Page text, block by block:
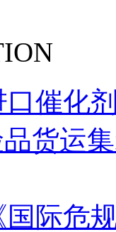
催化
货运
际危